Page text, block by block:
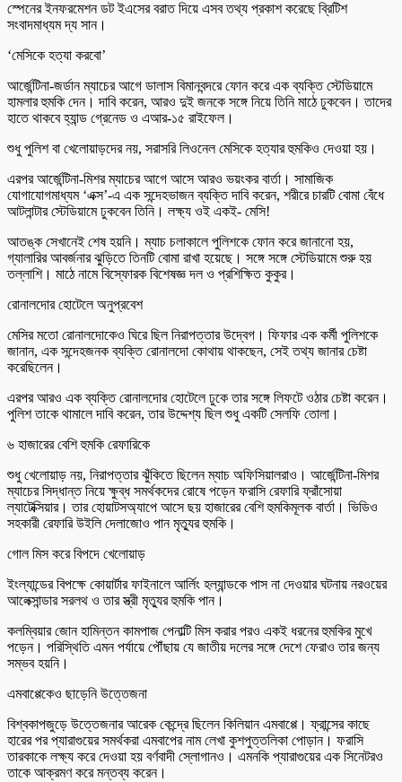
স্পেনের ইনফরমেশন ডট ইএসের বরাত দিয়ে এসব তথ্য প্রকাশ করেছে ব্রিটিশ
সংবাদমাধ্যম দ্য সান।
‘মেসিকে হত্যা করবো’
আর্জেন্টিনা-জর্ডান ম্যাচের আগে ডালাস বিমানবন্দরে ফোন করে এক ব্যক্তি স্টেডিয়ামে
হামলার হুমকি দেন। দাবি করেন, আরও দুই জনকে সঙ্গে নিয়ে তিনি মাঠে ঢুকবেন। তাদের
হাতে থাকবে হ্যান্ড গ্রেনেড ও এআর-১৫ রাইফেল।
শুধু পুলিশ বা খেলোয়াড়দের নয়, সরাসরি লিওনেল মেসিকে হত্যার হুমকিও দেওয়া হয়।
এরপর আর্জেন্টিনা-মিশর ম্যাচের আগে আসে আরও ভয়ংকর বার্তা। সামাজিক
যোগাযোগমাধ্যম ‘এক্স’-এ এক সন্দেহভাজন ব্যক্তি দাবি করেন, শরীরে চারটি বোমা বেঁধে
আটলান্টার স্টেডিয়ামে ঢুকবেন তিনি। লক্ষ্য ওই একই- মেসি!
আতঙ্ক সেখানেই শেষ হয়নি। ম্যাচ চলাকালে পুলিশকে ফোন করে জানানো হয়,
গ্যালারির আবর্জনার ঝুড়িতে তিনটি বোমা রাখা হয়েছে। সঙ্গে সঙ্গে স্টেডিয়ামে শুরু হয়
তল্লাশি। মাঠে নামে বিস্ফোরক বিশেষজ্ঞ দল ও প্রশিক্ষিত কুকুর।
রোনালদোর হোটেলে অনুপ্রবেশ
মেসির মতো রোনালদোকেও ঘিরে ছিল নিরাপত্তার উদ্বেগ। ফিফার এক কর্মী পুলিশকে
জানান, এক সন্দেহজনক ব্যক্তি রোনালদো কোথায় থাকছেন, সেই তথ্য জানার চেষ্টা
করেছিলেন।
এরপর আরও এক ব্যক্তি রোনালদোর হোটেলে ঢুকে তার সঙ্গে লিফটে ওঠার চেষ্টা করেন।
পুলিশ তাকে থামালে দাবি করেন, তার উদ্দেশ্য ছিল শুধু একটি সেলফি তোলা।
৬ হাজারের বেশি হুমকি রেফারিকে
শুধু খেলোয়াড় নয়, নিরাপত্তার ঝুঁকিতে ছিলেন ম্যাচ অফিসিয়ালরাও। আর্জেন্টিনা-মিশর
ম্যাচের সিদ্ধান্ত নিয়ে ক্ষুব্ধ সমর্থকদের রোষে পড়েন ফরাসি রেফারি ফ্রাঁসোয়া
ল্যাটেক্সিয়ার। তার হোয়াটসঅ্যাপে আসে ছয় হাজারের বেশি হুমকিমূলক বার্তা। ভিডিও
সহকারী রেফারি উইলি দেলাজোও পান মৃত্যুর হুমকি।
গোল মিস করে বিপদে খেলোয়াড়
ইংল্যান্ডের বিপক্ষে কোয়ার্টার ফাইনালে আর্লিং হল্যান্ডকে পাস না দেওয়ার ঘটনায় নরওয়ের
আলেক্সান্ডার সরলথ ও তার স্ত্রী মৃত্যুর হুমকি পান।
কলম্বিয়ার জোন হামিন্তন কামপাজ পেনাল্টি মিস করার পরও একই ধরনের হুমকির মুখে
পড়েন। পরিস্থিতি এমন পর্যায়ে পৌঁছায় যে জাতীয় দলের সঙ্গে দেশে ফেরাও তার জন্য
সম্ভব হয়নি।
এমবাপ্পেকেও ছাড়েনি উত্তেজনা
বিশ্বকাপজুড়ে উত্তেজনার আরেক কেন্দ্রে ছিলেন কিলিয়ান এমবাপ্পে। ফ্রান্সের কাছে
হারের পর প্যারাগুয়ের সমর্থকরা এমবাপের নাম লেখা কুশপুত্তলিকা পোড়ান। ফরাসি
তারকাকে লক্ষ্য করে দেওয়া হয় বর্ণবাদী স্লোগানও। এমনকি প্যারাগুয়ের এক সিনেটরও
তাকে আক্রমণ করে মন্তব্য করেন।